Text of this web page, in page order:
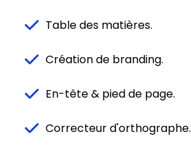
Table des matières.
Création de branding.
En-tête & pied de page.
Correcteur d'orthographe.